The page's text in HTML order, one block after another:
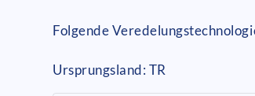
Folgende
Ursprungsland: TR